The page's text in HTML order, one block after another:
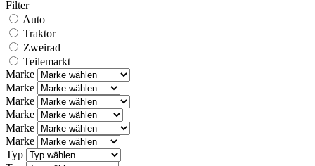
Filter
Auto
Traktor
Zweirad
Teilemarkt
Marke
Marke
Marke
Marke
Marke
Marke
Typ